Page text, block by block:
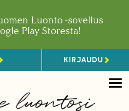
Luonto -sovellus
Play Storesta!
KIRJAUDU